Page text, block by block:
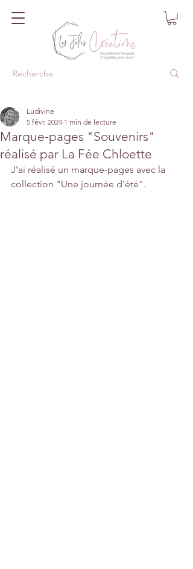
Marque-pages "Souvenirs"
réalisé par La Fée Chloette
Ludivine
5 févr. 2024 1 min de lecture
J'ai réalisé un marque-pages avec la
collection "Une journée d'été".